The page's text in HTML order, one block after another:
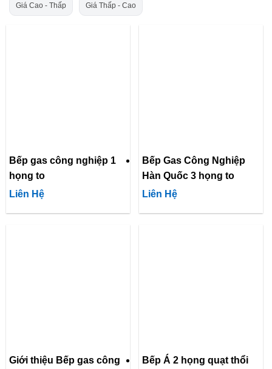
Giá Cao - Thấp Giá Thấp - Cao
Bếp gas công nghiệp 1
họng to
Liên Hệ
Bếp Gas Công Nghiệp
Hàn Quốc 3 họng to
Liên Hệ
Giới thiệu Bếp gas công
Bếp Á 2 họng quạt thổi